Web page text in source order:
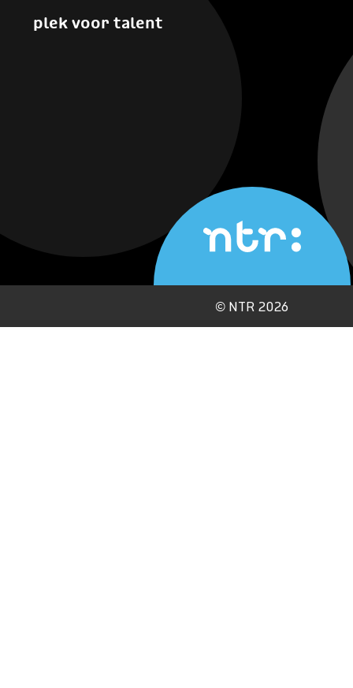
plek voor talent
© NTR 2026